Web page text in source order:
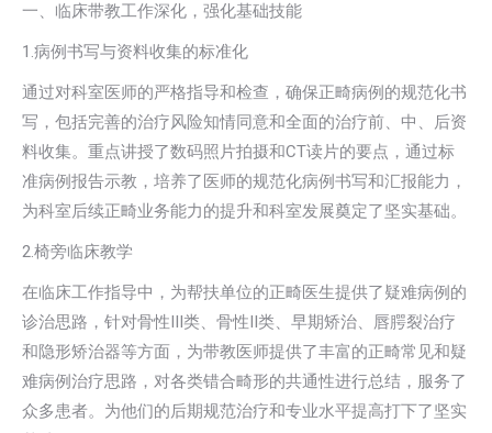
一、临床带教工作深化，强化基础技能
1.病例书写与资料收集的标准化
通过对科室医师的严格指导和检查，确保正畸病例的规范化书
写，包括完善的治疗风险知情同意和全面的治疗前、中、后资
料收集。重点讲授了数码照片拍摄和CT读片的要点，通过标
准病例报告示教，培养了医师的规范化病例书写和汇报能力，
为科室后续正畸业务能力的提升和科室发展奠定了坚实基础。
2.椅旁临床教学
在临床工作指导中，为帮扶单位的正畸医生提供了疑难病例的
诊治思路，针对骨性III类、骨性II类、早期矫治、唇腭裂治疗
和隐形矫治器等方面，为带教医师提供了丰富的正畸常见和疑
难病例治疗思路，对各类错合畸形的共通性进行总结，服务了
众多患者。为他们的后期规范治疗和专业水平提高打下了坚实